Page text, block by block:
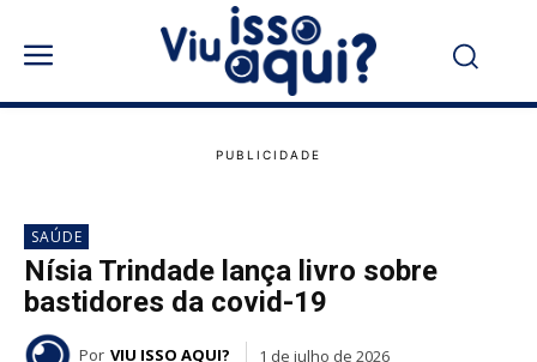
SAÚDE
Nísia Trindade lança livro sobre
bastidores da covid-19
Por VIU ISSO AQUI? 1 de julho de 2026